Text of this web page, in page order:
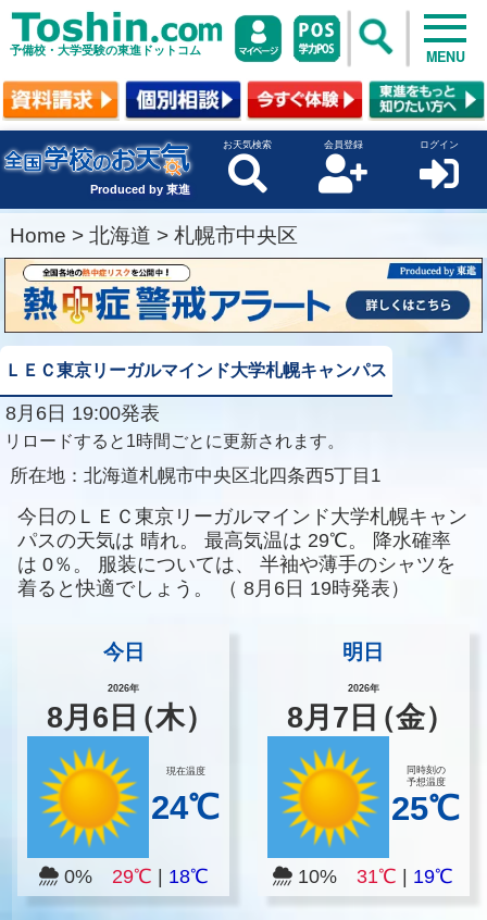
予備校・大学受験の東進ドットコム MENU
Produced by 東進
お天気検索 会員登録 ログイン
Home > 北海道 > 札幌市中央区
ＬＥＣ東京リーガルマインド大学札幌キャンパス
8月6日 19:00発表
リロードすると1時間ごとに更新されます。
所在地： 北海道札幌市中央区北四条西5丁目1
今日のＬＥＣ東京リーガルマインド大学札幌キャン
パスの天気は 晴れ。 最高気温は 29℃。
降水確率
は 0％。 服装については、
半袖や薄手のシャツを
着ると快適でしょう。
（ 8月6日 19時発表）
今日
2026年
8月 6 日（木）
現在温度
24℃
0% 29℃ 18℃
明日
2026年
8月 7 日（金）
同時刻の
予想温度
25℃
10%31℃ 19℃